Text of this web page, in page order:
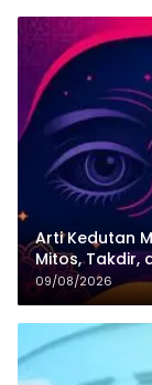
Arti Kedutan
Mitos, Takdir,
09/08/2026